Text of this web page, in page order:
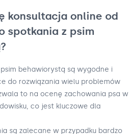
konsultacja online od
spotkania z psim
behawiorystą są wygodne i
do rozwiązania wielu problemów
to na ocenę zachowania psa w
co jest kluczowe dla
są zalecane w przypadku bardzo